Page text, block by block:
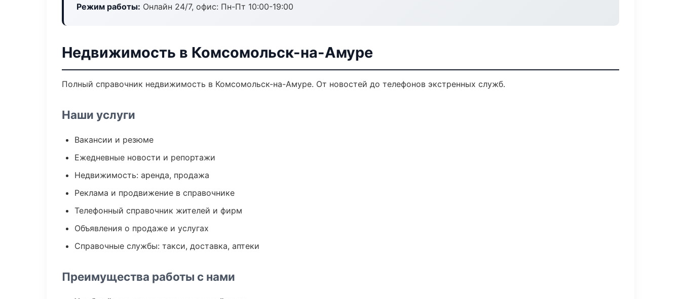
Режим работы: Онлайн 24/7, офис: Пн-Пт 10:00-19:00
Недвижимость в Комсомольск-на-Амуре
Полный справочник недвижимость в Комсомольск-на-Амуре. От новостей до телефонов экстренных служб.
Наши услуги
Вакансии и резюме
Ежедневные новости и репортажи
Недвижимость: аренда, продажа
Реклама и продвижение в справочнике
Телефонный справочник жителей и фирм
Объявления о продаже и услугах
Справочные службы: такси, доставка, аптеки
Преимущества работы с нами